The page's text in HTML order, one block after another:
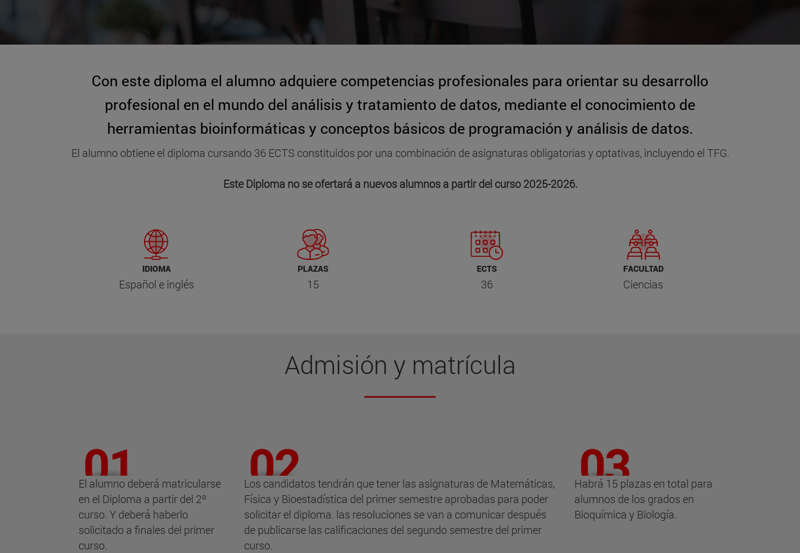
Con este diploma el alumno adquiere competencias profesionales para orientar su desarrollo
profesional en el mundo del análisis y tratamiento de datos, mediante el conocimiento de
herramientas bioinformáticas y conceptos básicos de programación y análisis de datos.
El alumno obtiene el diploma cursando 36 ECTS constituidos por una combinación de asignaturas obligatorias y optativas, incluyendo el TFG.
Este Diploma no se ofertará a nuevos alumnos a partir del curso 2025-2026.
IDIOMA
Español e inglés
PLAZAS
15
ECTS
36
FACULTAD
Ciencias
Admisión y matrícula
El alumno deberá matricularse
en el Diploma a partir del 2º
curso. Y deberá haberlo
solicitado a finales del primer
curso.
Los candidatos tendrán que tener las asignaturas de Matemáticas,
Física y Bioestadística del primer semestre aprobadas para poder
solicitar el diploma. las resoluciones se van a comunicar después
de publicarse las calificaciones del segundo semestre del primer
curso.
Habrá 15 plazas en total para
alumnos de los grados en
Bioquímica y Biología.